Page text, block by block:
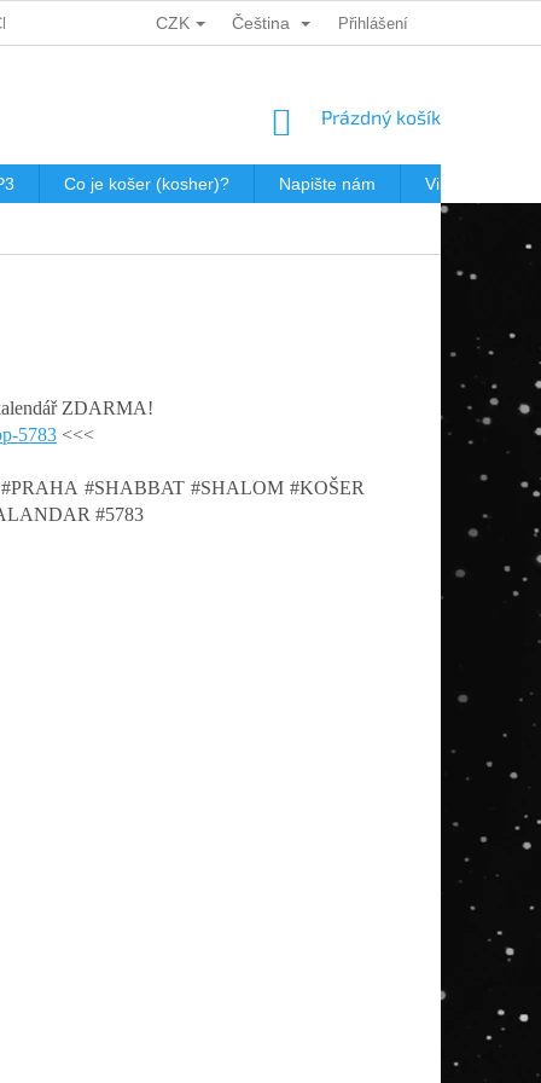
ÚDAJŮ DÁRKOVÉ KUPONY POŠTOVNÉ V JEWISHOP
CZK Čeština Přihlášení
NÁKUPNÍ
Prázdný košík
Co je košer (kosher)? Napište nám Virtualní
ZDARMA!
5783 <<<
#SHABBAT #SHALOM #KOŠER
#5783